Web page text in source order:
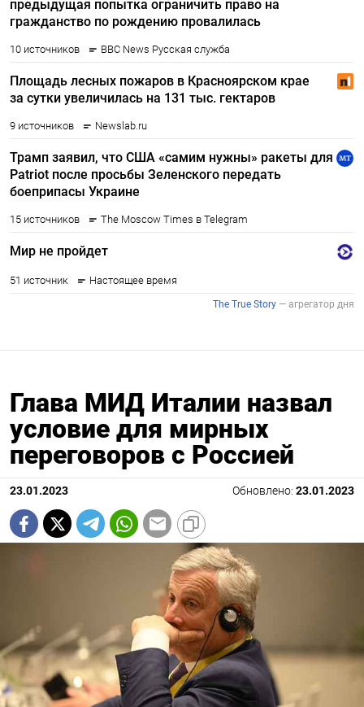
Глава МИД Италии назвал
условие для мирных
переговоров с Россией
23.01.2023 Обновлено: 23.01.2023